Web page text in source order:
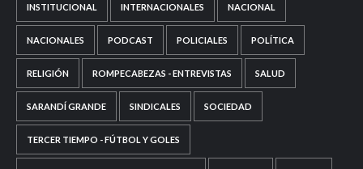
INSTITUCIONAL INTERNACIONALES NACIONAL
NACIONALES PODCAST POLICIALES POLÍTICA
RELIGIÓN ROMPECABEZAS - ENTREVISTAS SALUD
SARANDÍ GRANDE SINDICALES SOCIEDAD
TERCER TIEMPO - FÚTBOL Y GOLES